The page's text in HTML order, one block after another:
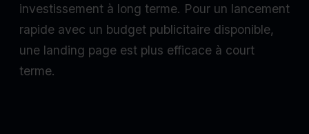
investissement à long terme. Pour un lancement
rapide avec un budget publicitaire disponible,
une landing page est plus efficace à court
terme.